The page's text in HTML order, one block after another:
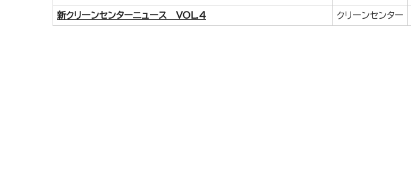
新クリーンセンターニュース VOL.4 クリーンセンター